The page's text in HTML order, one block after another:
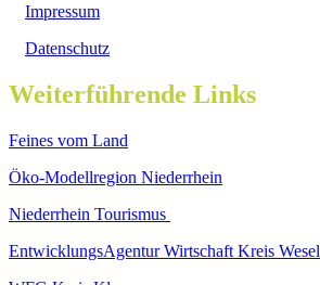
Impressum
Datenschutz
Weiterführende Links
Feines vom Land
Öko-Modellregion Niederrhein
Niederrhein Tourismus
EntwicklungsAgentur Wirtschaft Kreis Wesel